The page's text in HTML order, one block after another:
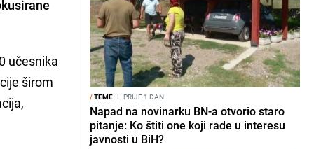
učesnika
širom
/TEME I PRIJE 1 DAN
Napad na novinarku BN-a otvorio staro
pitanje: Ko štiti one koji rade u interesu
javnosti u BiH?